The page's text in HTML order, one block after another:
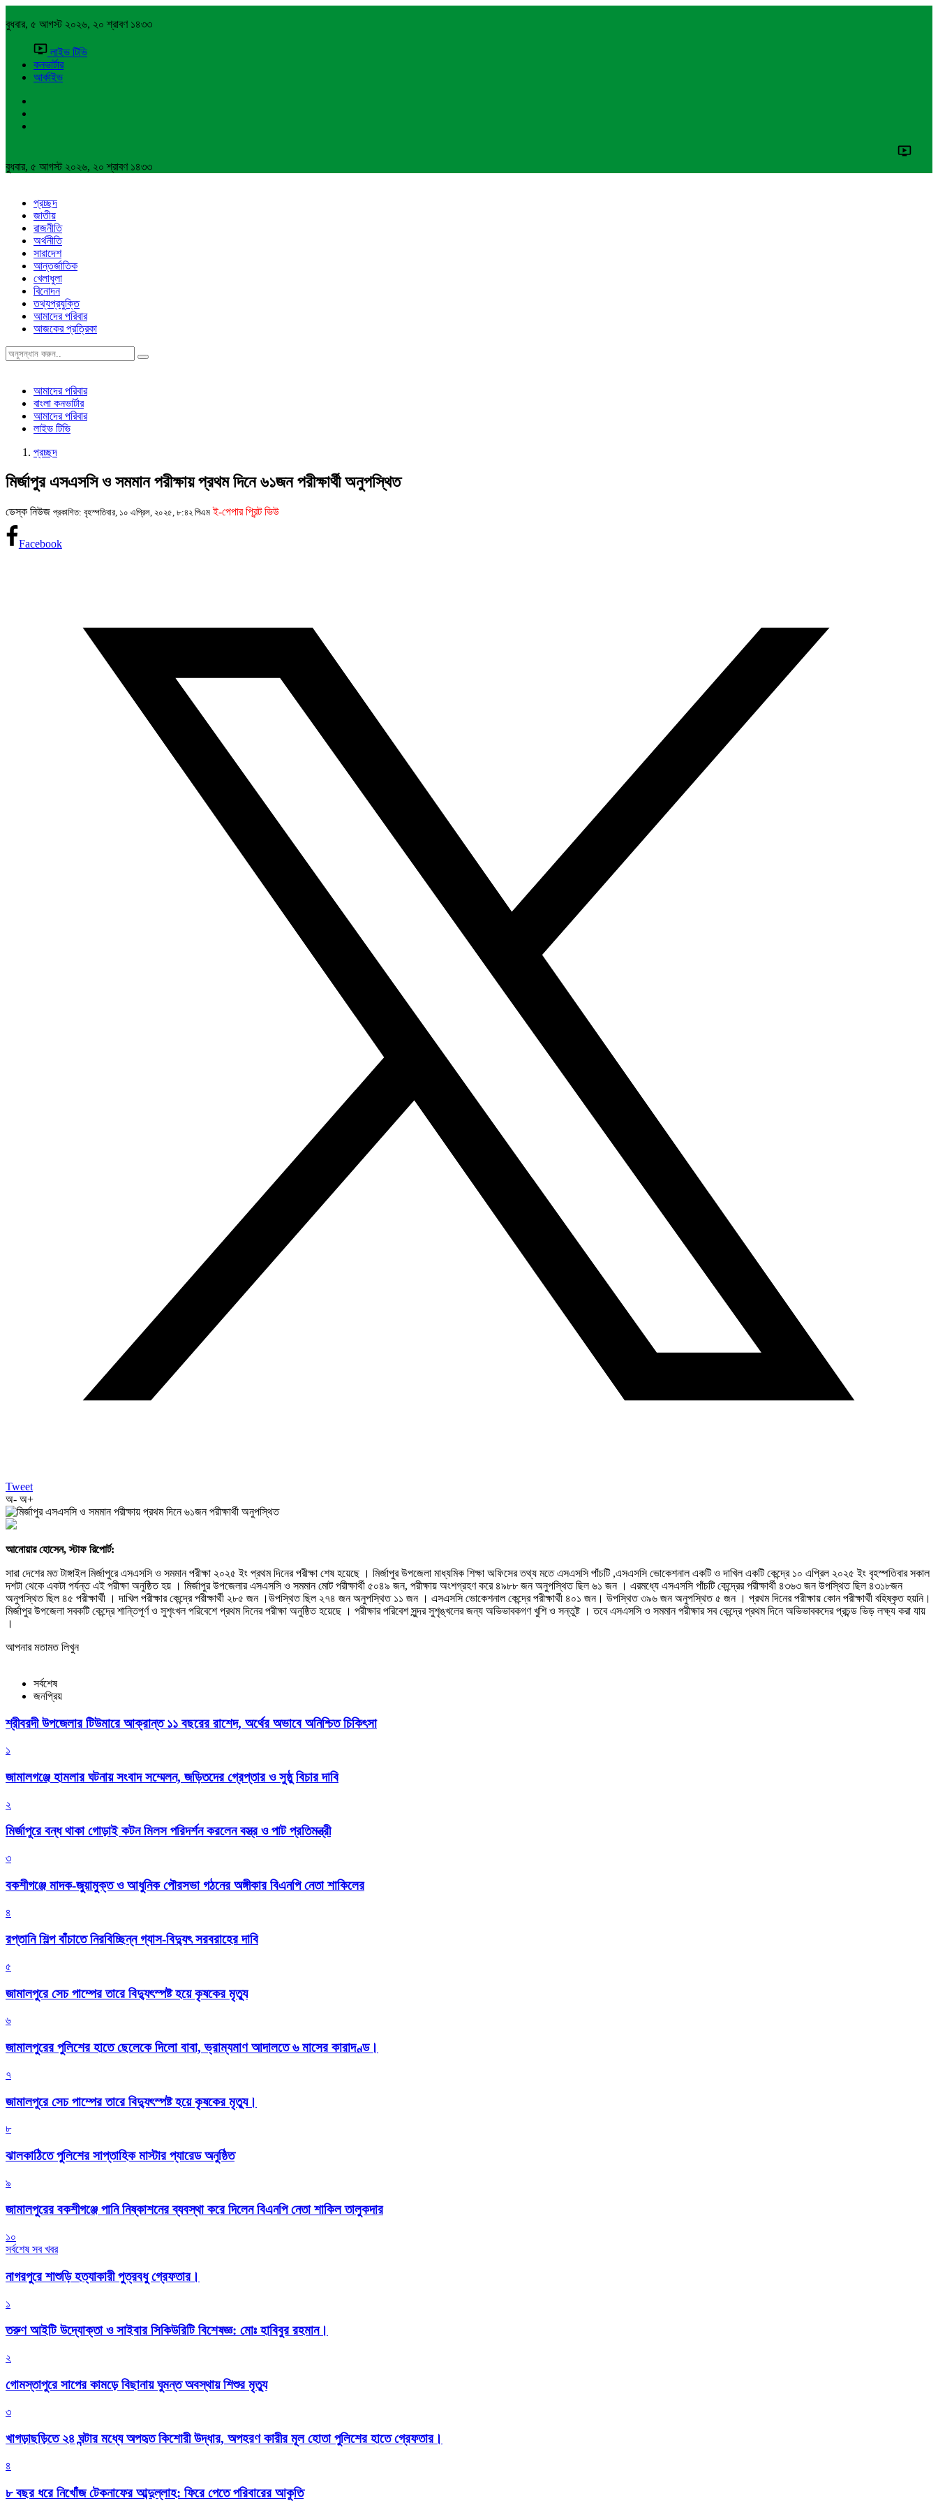
বুধবার, ৫ আগস্ট ২০২৬, ২০ শ্রাবণ ১৪৩৩
লাইভ টিভি
কনভার্টার
আর্কাইভ
বুধবার, ৫ আগস্ট ২০২৬, ২০ শ্রাবণ ১৪৩৩
প্রচ্ছদ
জাতীয়
রাজনীতি
অর্থনীতি
সারাদেশ
আন্তর্জাতিক
খেলাধুলা
বিনোদন
তথ্যপ্রযুক্তি
আমাদের পরিবার
আজকের প্রত্রিকা
আমাদের পরিবার
বাংলা কনভার্টার
আমাদের পরিবার
লাইভ টিভি
প্রচ্ছদ
মির্জাপুর এসএসসি ও সমমান পরীক্ষায় প্রথম দিনে ৬১জন পরীক্ষার্থী অনুপস্থিত
ডেস্ক নিউজ প্রকাশিত: বৃহস্পতিবার, ১০ এপ্রিল, ২০২৫, ৮:৪২ পিএম ই-পেপার প্রিন্ট ভিউ
Facebook
Tweet
অ- অ+
আনোয়ার হোসেন, স্টাফ রিপোর্ট:
সারা দেশের মত টাঙ্গাইল মির্জাপুরে এসএসসি ও সমমান পরীক্ষা ২০২৫ ইং প্রথম দিনের পরীক্ষা শেষ হয়েছে । মির্জাপুর উপজেলা মাধ্যমিক শিক্ষা অফিসের তথ্য মতে এসএসসি পাঁচটি ,এসএসসি ভোকেশনাল একটি ও দাখিল একটি কেন্দ্রে ১০ এপ্রিল ২০২৫ ইং বৃহস্পতিবার সকাল
দশটা থেকে একটা পর্যন্ত এই পরীক্ষা অনুষ্ঠিত হয় । মির্জাপুর উপজেলার এসএসসি ও সমমান মোট পরীক্ষার্থী ৫০৪৯ জন, পরীক্ষায় অংশগ্রহণ করে ৪৯৮৮ জন অনুপস্থিত ছিল ৬১ জন । এরমধ্যে এসএসসি পাঁচটি কেন্দ্রের পরীক্ষার্থী ৪৩৬৩ জন উপস্থিত ছিল ৪৩১৮জন
অনুপস্থিত ছিল ৪৫ পরীক্ষার্থী । দাখিল পরীক্ষার কেন্দ্রে পরীক্ষার্থী ২৮৫ জন ।উপস্থিত ছিল ২৭৪ জন অনুপস্থিত ১১ জন । এসএসসি ভোকেশনাল কেন্দ্রে পরীক্ষার্থী ৪০১ জন। উপস্থিত ৩৯৬ জন অনুপস্থিত ৫ জন । প্রথম দিনের পরীক্ষায় কোন পরীক্ষার্থী বহিষ্কৃত হয়নি।
মির্জাপুর উপজেলা সবকটি কেন্দ্রে শান্তিপূর্ণ ও সুশৃংখল পরিবেশে প্রথম দিনের পরীক্ষা অনুষ্ঠিত হয়েছে । পরীক্ষার পরিবেশ সুন্দর সুশৃঙ্খলের জন্য অভিভাবকগণ খুশি ও সন্তুষ্ট । তবে এসএসসি ও সমমান পরীক্ষার সব কেন্দ্রে প্রথম দিনে অভিভাবকদের প্রচন্ড ভিড় লক্ষ্য করা যায়
।
আপনার মতামত লিখুন
সর্বশেষ
জনপ্রিয়
শ্রীবরদী উপজেলার টিউমারে আক্রান্ত ১১ বছরের রাশেদ, অর্থের অভাবে অনিশ্চিত চিকিৎসা
১
জামালগঞ্জে হামলার ঘটনায় সংবাদ সম্মেলন, জড়িতদের গ্রেপ্তার ও সুষ্ঠু বিচার দাবি
২
মির্জাপুরে বন্ধ থাকা গোড়াই কটন মিলস পরিদর্শন করলেন বস্ত্র ও পাট প্রতিমন্ত্রী
৩
বকশীগঞ্জে মাদক-জুয়ামুক্ত ও আধুনিক পৌরসভা গঠনের অঙ্গীকার বিএনপি নেতা শাকিলের
৪
রপ্তানি শিল্প বাঁচাতে নিরবিচ্ছিন্ন গ্যাস-বিদ্যুৎ সরবরাহের দাবি
৫
জামালপুরে সেচ পাম্পের তারে বিদ্যুৎস্পষ্ট হয়ে কৃষকের মৃত্যু
৬
জামালপুরের পুলিশের হাতে ছেলেকে দিলো বাবা, ভ্রাম্যমাণ আদালতে ৬ মাসের কারাদণ্ড।
৭
জামালপুরে সেচ পাম্পের তারে বিদ্যুৎস্পষ্ট হয়ে কৃষকের মৃত্যু।
৮
‎ঝালকাঠিতে পুলিশের সাপ্তাহিক মাস্টার প্যারেড অনুষ্ঠিত
৯
জামালপুরের বকশীগঞ্জে পানি নিষ্কাশনের ব্যবস্থা করে দিলেন বিএনপি নেতা শাকিল তালুকদার
১০
সর্বশেষ সব খবর
নাগরপুরে শাশুড়ি হত্যাকারী পুত্রবধু গ্রেফতার।
১
তরুণ আইটি উদ্যোক্তা ও সাইবার সিকিউরিটি বিশেষজ্ঞ: মোঃ হাবিবুর রহমান।
২
গোমস্তাপুরে সাপের কামড়ে বিছানায় ঘুমন্ত অবস্থায় শিশুর মৃত্যু
৩
খাগড়াছড়িতে ২৪ ঘন্টার মধ্যে অপহৃত কিশোরী উদ্ধার, অপহরণ কারীর মূল হোতা পুলিশের হাতে গ্রেফতার।
৪
৮ বছর ধরে নিখোঁজ টেকনাফের আব্দুল্লাহ: ফিরে পেতে পরিবারের আকুতি